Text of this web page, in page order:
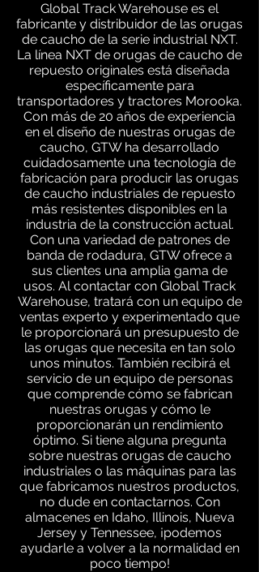
Global Track Warehouse es el
fabricante y distribuidor de las orugas
de caucho de la serie industrial NXT.
La línea NXT de orugas de caucho de
repuesto originales está diseñada
específicamente para
transportadores y tractores Morooka.
Con más de 20 años de experiencia
en el diseño de nuestras orugas de
caucho, GTW ha desarrollado
cuidadosamente una tecnología de
fabricación para producir las orugas
de caucho industriales de repuesto
más resistentes disponibles en la
industria de la construcción actual.
Con una variedad de patrones de
banda de rodadura, GTW ofrece a
sus clientes una amplia gama de
usos. Al contactar con Global Track
Warehouse, tratará con un equipo de
ventas experto y experimentado que
le proporcionará un presupuesto de
las orugas que necesita en tan solo
unos minutos. También recibirá el
servicio de un equipo de personas
que comprende cómo se fabrican
nuestras orugas y cómo le
proporcionarán un rendimiento
óptimo. Si tiene alguna pregunta
sobre nuestras orugas de caucho
industriales o las máquinas para las
que fabricamos nuestros productos,
no dude en contactarnos. Con
almacenes en Idaho, Illinois, Nueva
Jersey y Tennessee, ¡podemos
ayudarle a volver a la normalidad en
poco tiempo!